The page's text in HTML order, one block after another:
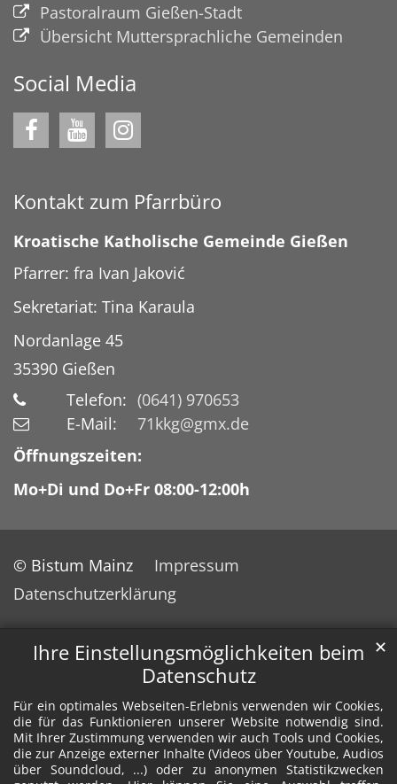
Ihre Einstellungsmöglichkeiten beim
Datenschutz
Für ein optimales Webseiten-Erlebnis verwenden wir Cookies,
die für das Funktionieren unserer Website notwendig sind.
Mit Ihrer Zustimmung verwenden wir auch Tools und Cookies,
die zur Anzeige externer Inhalte (Videos über Youtube, Audios
über Soundcloud, ...) oder zu anonymen Statistikzwecken
✕
Pastoralraum Gießen-Stadt
Übersicht Muttersprachliche Gemeinden
Social Media
Kontakt zum Pfarrbüro
Kroatische Katholische Gemeinde Gießen
Pfarrer: fra Ivan Jaković
Sekretariat: Tina Karaula
Nordanlage 45
35390 Gießen
Telefon: (0641) 970653
E-Mail:
71kkg@gmx.de
Öffnungszeiten:
Mo+Di und Do+Fr 08:00-12:00h
© Bistum Mainz
Impressum
Datenschutzerklärung